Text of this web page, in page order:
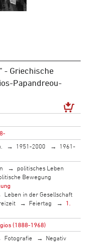
- Griechische
Papandreou-
1951-2000
1961-
politisches Leben
Bewegung
Leben in der Gesellschaft
Feiertag
1.
(1888-1968)
Fotografie
Negativ